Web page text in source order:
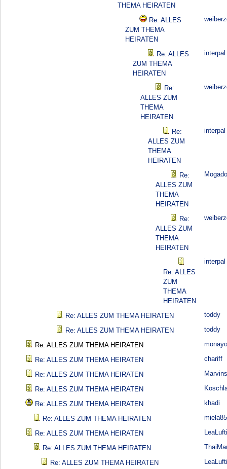
THEMA HEIRATEN
Re: ALLES
ZUM THEMA
HEIRATEN
Re: ALLES
ZUM THEMA
HEIRATEN
interpal
Re:
ALLES ZUM
THEMA
HEIRATEN
Re:
ALLES ZUM
THEMA
HEIRATEN
interpal
Re:
ALLES ZUM
THEMA
HEIRATEN
Re:
ALLES ZUM
THEMA
HEIRATEN
Re: ALLES
ZUM
THEMA
HEIRATEN
interpal
Re: ALLES ZUM THEMA HEIRATEN toddy
Re: ALLES ZUM THEMA HEIRATEN toddy
Re: ALLES ZUM THEMA HEIRATEN
Re: ALLES ZUM THEMA HEIRATEN chariff
Re: ALLES ZUM THEMA HEIRATEN
Re: ALLES ZUM THEMA HEIRATEN
Re: ALLES ZUM THEMA HEIRATEN khadi
Re: ALLES ZUM THEMA HEIRATEN miela85
Re: ALLES ZUM THEMA HEIRATEN
Re: ALLES ZUM THEMA HEIRATEN
Re: ALLES ZUM THEMA HEIRATEN